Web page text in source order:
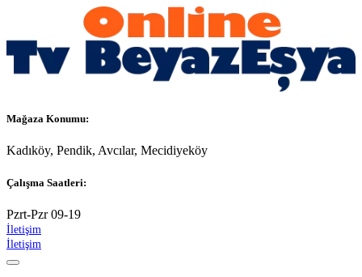
Mağaza Konumu:
Kadıköy, Pendik, Avcılar, Mecidiyeköy
Çalışma Saatleri:
Pzrt-Pzr 09-19
İletişim
İletişim